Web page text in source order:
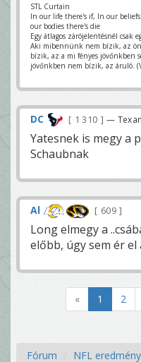
STL Curtain
In our life there's if, In our
our bodies there's die
Egy átlagos zárójelentésnél csak
Aki mibennünk nem bízik, az
bízik, az a mi fényes jövőnkben
jövőnkben nem bízik, az áruló.
DC 1 310 —
Yatesnek is megy a
Schaubnak
Al 609
Long elmegy a
előbb, úgy sem ér
« 1 2
Fórum NFL